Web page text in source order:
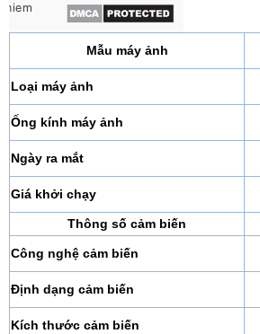
Mẫu máy ảnh
Loại máy ảnh
Ống kính máy ảnh
Ngày ra mắt
Giá khởi chạy
Thông số cảm biến
Công nghệ cảm biến
Định dạng cảm biến
Kích thước cảm biến